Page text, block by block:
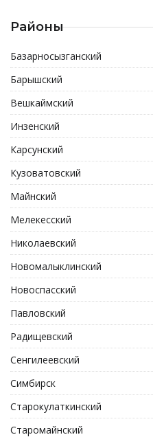
Районы
Базарносызганский
Барышский
Вешкаймский
Инзенский
Карсунский
Кузоватовский
Майнский
Мелекесский
Николаевский
Новомалыклинский
Новоспасский
Павловский
Радищевский
Сенгилеевский
Симбирск
Старокулаткинский
Старомайнский